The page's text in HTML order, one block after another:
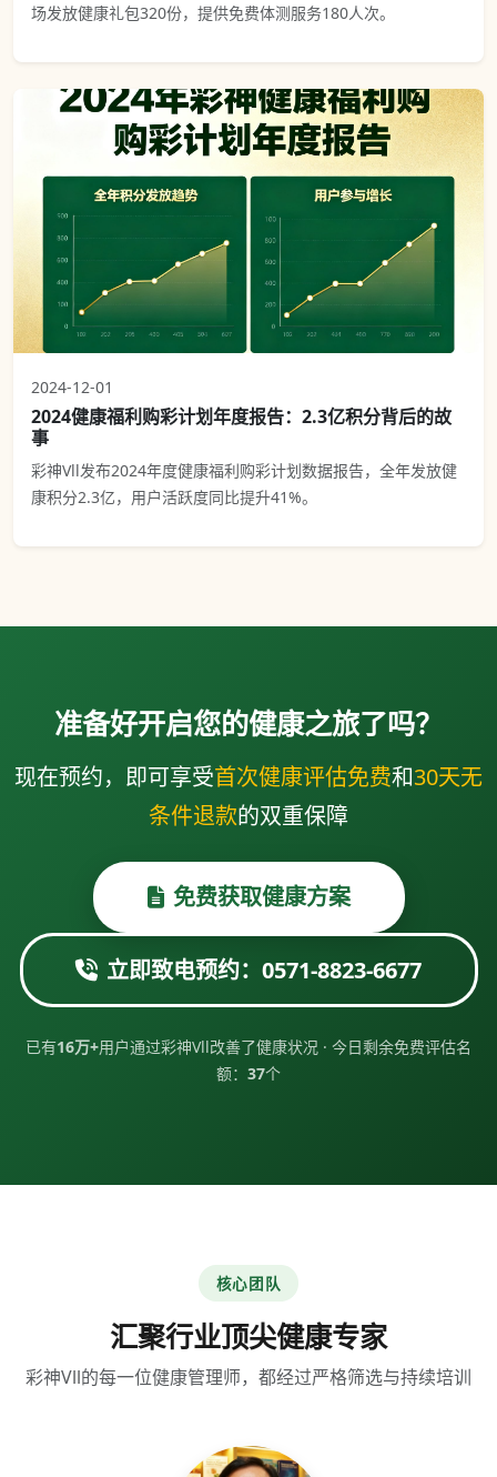
场发放健康礼包320份，提供免费体测服务180人次。
2024-12-01
2024健康福利购彩计划年度报告：2.3亿积分背后的故
事
彩神Vll发布2024年度健康福利购彩计划数据报告，全年发放健
康积分2.3亿，用户活跃度同比提升41%。
准备好开启您的健康之旅了吗？
现在预约，即可享受首次健康评估免费和30天无
条件退款的双重保障
免费获取健康方案
立即致电预约：0571-8823-6677
已有16万+用户通过彩神Vll改善了健康状况 · 今日剩余免费评估名
额： 37个
核心团队
汇聚行业顶尖健康专家
彩神Vll的每一位健康管理师，都经过严格筛选与持续培训